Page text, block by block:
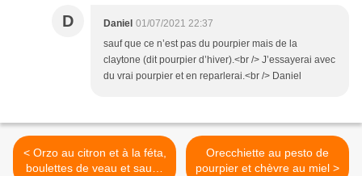
D Daniel 01/07/2021 22:37
sauf que ce n’est pas du pourpier mais de la
claytone (dit pourpier d’hiver).<br /> J’essayerai avec
du vrai pourpier et en reparlerai.<br /> Daniel
< Orzo au citron et à la féta,
boulettes de veau et sauce
Orecchiette au pesto de
pourpier et chèvre au miel >